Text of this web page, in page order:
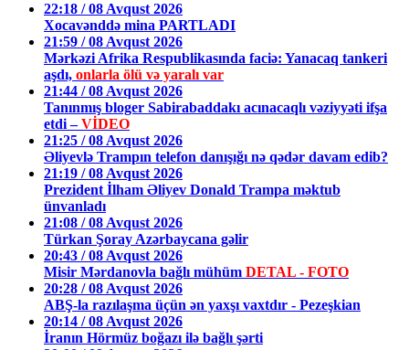
22:18 / 08 Avqust 2026
Xocavənddə mina PARTLADI
21:59 / 08 Avqust 2026
Mərkəzi Afrika Respublikasında faciə: Yanacaq tankeri
aşdı, onlarla ölü və yaralı var
21:44 / 08 Avqust 2026
Tanınmış bloger Sabirabaddakı acınacaqlı vəziyyəti ifşa
etdi –VİDEO
21:25 / 08 Avqust 2026
Əliyevlə Trampın telefon danışığı nə qədər davam edib?
21:19 / 08 Avqust 2026
Prezident İlham Əliyev Donald Trampa məktub
ünvanladı
21:08 / 08 Avqust 2026
Türkan Şoray Azərbaycana gəlir
20:43 / 08 Avqust 2026
Misir Mərdanovla bağlı mühüm DETAL - FOTO
20:28 / 08 Avqust 2026
ABŞ-la razılaşma üçün ən yaxşı vaxtdır - Pezeşkian
20:14 / 08 Avqust 2026
İranın Hörmüz boğazı ilə bağlı şərti